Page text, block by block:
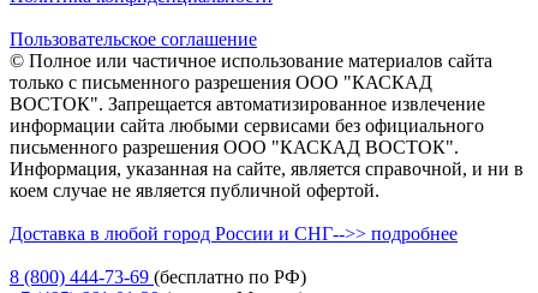
Пользовательское соглашение
© Полное или частичное использование материалов сайта
только с письменного разрешения ООО "КАСКАД
ВОСТОК". Запрещается автоматизированное извлечение
информации сайта любыми сервисами без официального
письменного разрешения ООО "КАСКАД ВОСТОК".
Информация, указанная на сайте, является справочной, и ни в
коем случае не является публичной офертой.
Доставка в любой город России и СНГ-->> подробнее
8 (800) 444-73-69 (бесплатно по РФ)